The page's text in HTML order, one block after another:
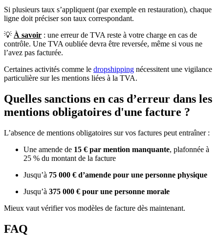
Si plusieurs taux s’appliquent (par exemple en restauration), chaque
ligne doit préciser son taux correspondant.
💡 À savoir : une erreur de TVA reste à votre charge en cas de
contrôle. Une TVA oubliée devra être reversée, même si vous ne
l’avez pas facturée.
Certaines activités comme le dropshipping nécessitent une vigilance
particulière sur les mentions liées à la TVA.
Quelles sanctions en cas d’erreur dans les
mentions obligatoires d'une facture ?
L’absence de mentions obligatoires sur vos factures peut entraîner :
Une amende de 15 € par mention manquante, plafonnée à
25 % du montant de la facture
Jusqu’à 75 000 € d’amende pour une personne physique
Jusqu’à 375 000 € pour une personne morale
Mieux vaut vérifier vos modèles de facture dès maintenant.
FAQ